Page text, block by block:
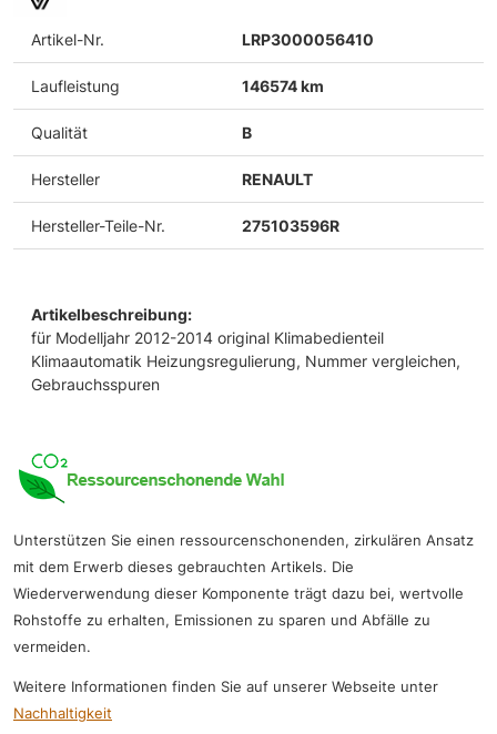
Artikel-Nr. LRP3000056410
Laufleistung 146574 km
Qualität B
Hersteller RENAULT
Hersteller-Teile-Nr. 275103596R
Artikelbeschreibung:
für Modelljahr 2012-2014 original Klimabedienteil
Klimaautomatik Heizungsregulierung, Nummer vergleichen,
Gebrauchsspuren
Unterstützen Sie einen ressourcenschonenden, zirkulären Ansatz
mit dem Erwerb dieses gebrauchten Artikels. Die
Wiederverwendung dieser Komponente trägt dazu bei, wertvolle
Rohstoffe zu erhalten, Emissionen zu sparen und Abfälle zu
vermeiden.
Weitere Informationen finden Sie auf unserer Webseite unter
Nachhaltigkeit